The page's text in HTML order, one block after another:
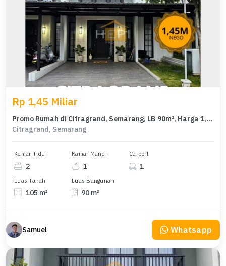
Rp 1,45 Miliar
Promo Rumah di Citragrand, Semarang, LB 90m², Harga 1,45 Miliar
Citragrand, Semarang
Kamar Tidur
2
Kamar Mandi
1
Carport
1
Luas Tanah
105 m²
Luas Bangunan
90 m²
Samuel Whatsapp